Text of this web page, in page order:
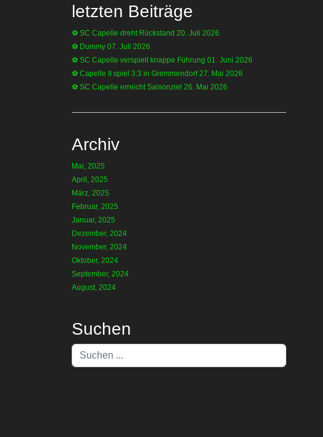
letzten Beiträge
⚽️ SC Capelle dreht Rückstand 20. Juli 2026
⚽️ Dummy 07. Juli 2026
⚽️ SC Capelle verspielt knappe Führung 01. Juni 2026
⚽️ Capelle II spiel 3:3 in Gremmendorf27. Mai 2026
⚽️ SC Capelle erreicht Saisonziel 26. Mai 2026
Archiv
Mai, 2025
April, 2025
März, 2025
Februar, 2025
Januar, 2025
Dezember, 2024
November, 2024
Oktober, 2024
September, 2024
August, 2024
Suchen
Suchen